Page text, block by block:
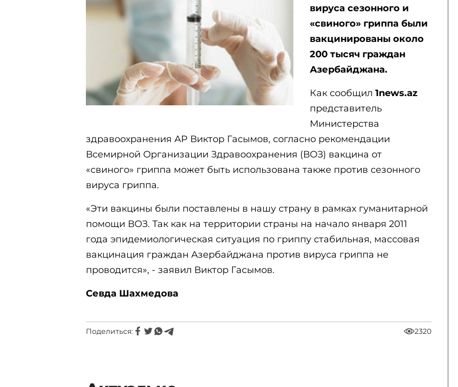
вируса сезонного и
«свиного» гриппа были
вакцинированы около
200 тысяч граждан
Азербайджана.
Как сообщил 1news.az
представитель
Министерства
здравоохранения АР Виктор Гасымов, согласно рекомендации
Всемирной Организации Здравоохранения (ВОЗ) вакцина от
«свиного» гриппа может быть использована также против сезонного
вируса гриппа.
«Эти вакцины были поставлены в нашу страну в рамках гуманитарной
помощи ВОЗ. Так как на территории страны на начало января 2011
года эпидемиологическая ситуация по гриппу стабильная, массовая
вакцинация граждан Азербайджана против вируса гриппа не
проводится», - заявил Виктор Гасымов.
Севда Шахмедова
Поделиться: 2320